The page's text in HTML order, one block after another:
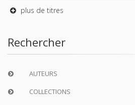
plus de titres
Rechercher
AUTEURS
COLLECTIONS